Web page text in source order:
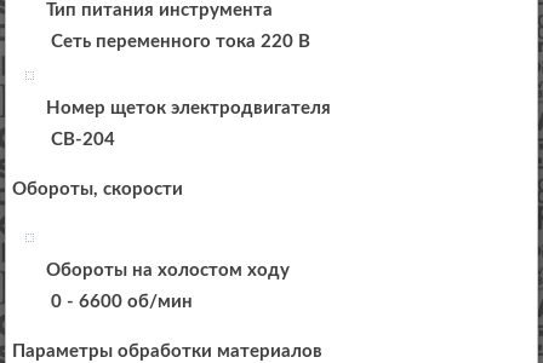
Тип питания инструмента
Сеть переменного тока 220 В
Номер щеток электродвигателя
CB-204
Обороты, скорости
Обороты на холостом ходу
0 - 6600 об/мин
Параметры обработки материалов